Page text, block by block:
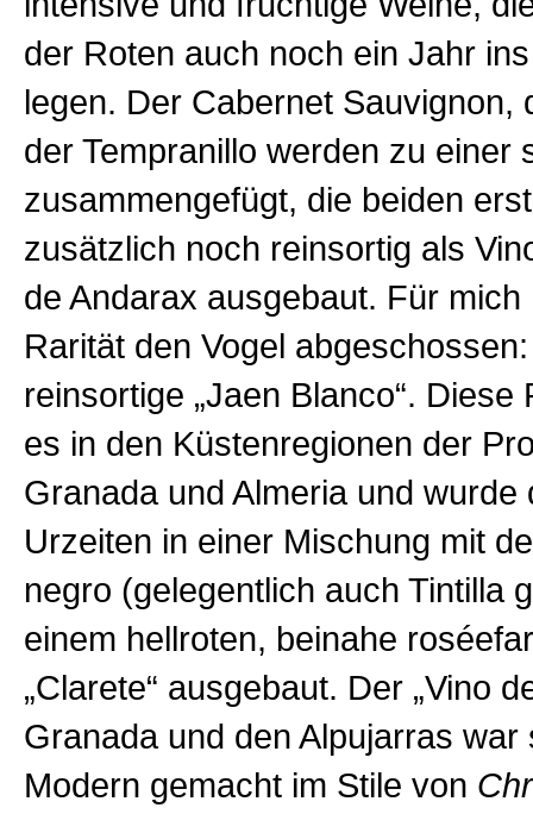
der Roten auch noch ein Jahr
legen. Der Cabernet Sauvignon,
der Tempranillo werden zu einer
zusammengefügt, die beiden
zusätzlich noch reinsortig als
de Andarax ausgebaut. Für mich
Rarität den Vogel
reinsortige „Jaen Blanco“. Diese
es in den Küstenregionen der
Granada und Almeria und wurde
Urzeiten in einer Mischung mit
negro (gelegentlich auch Tintilla
einem hellroten, beinahe
„Clarete“ ausgebaut. Der „Vino
Granada und den Alpujarras war
Modern gemacht im Stile von